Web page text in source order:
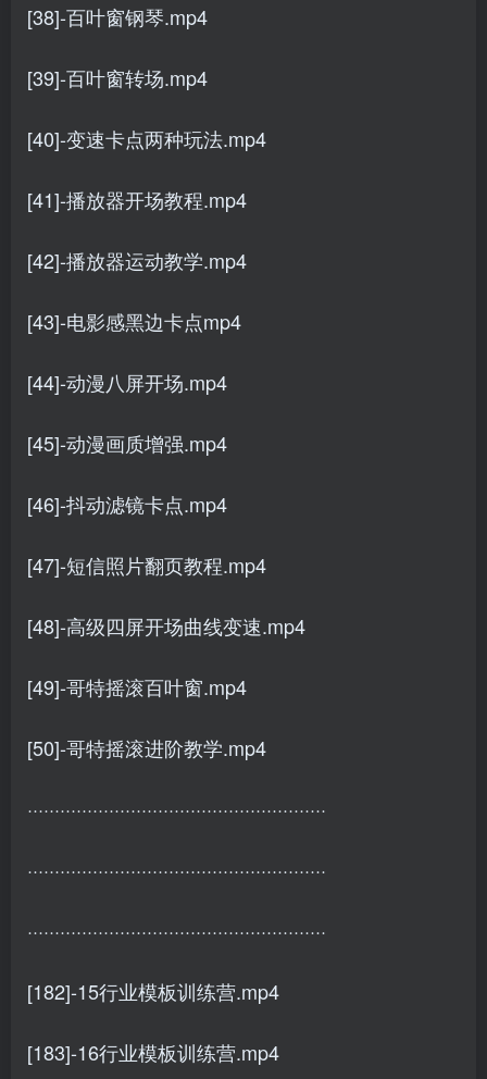
[38]-百叶窗钢琴.mp4
[39]-百叶窗转场.mp4
[40]-变速卡点两种玩法.mp4
[41]-播放器开场教程.mp4
[42]-播放器运动教学.mp4
[43]-电影感黑边卡点mp4
[44]-动漫八屏开场.mp4
[45]-动漫画质增强.mp4
[46]-抖动滤镜卡点.mp4
[47]-短信照片翻页教程.mp4
[48]-高级四屏开场曲线变速.mp4
[49]-哥特摇滚百叶窗.mp4
[50]-哥特摇滚进阶教学.mp4
·······················································
·······················································
·······················································
[182]-15行业模板训练营.mp4
[183]-16行业模板训练营.mp4